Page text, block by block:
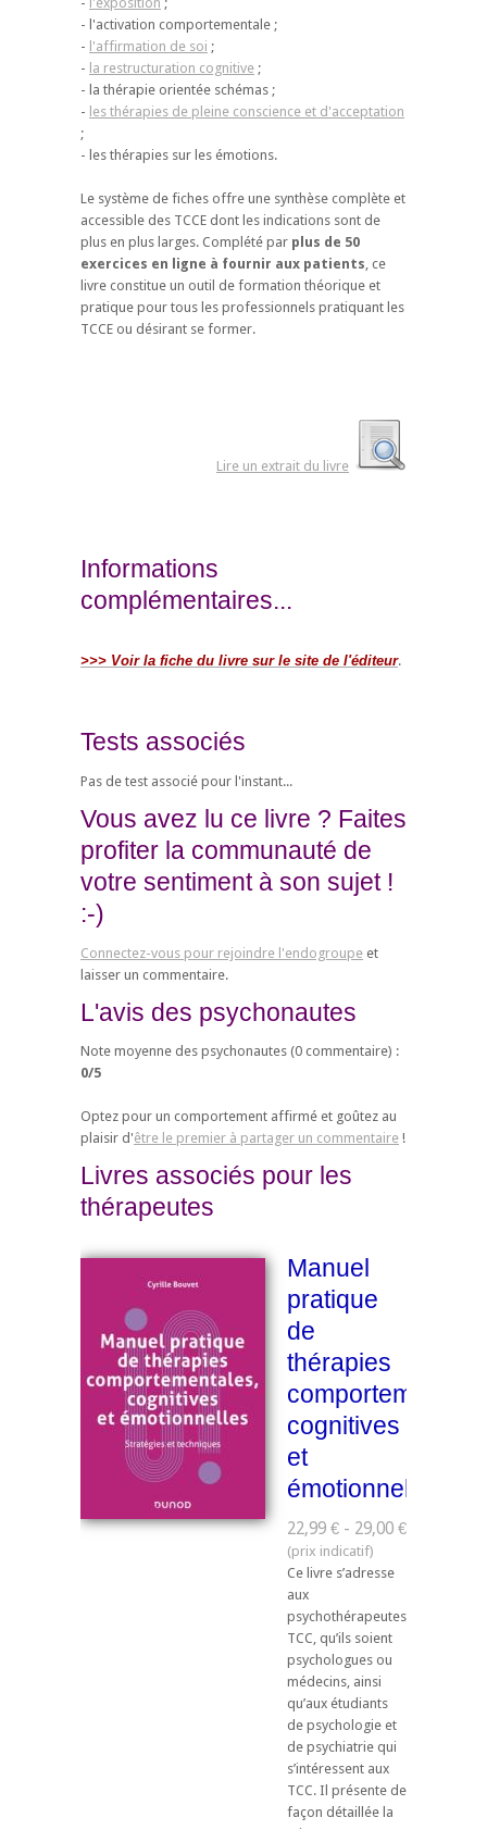
- l'activation comportementale ;
- l'affirmation de soi ;
- la restructuration cognitive ;
- la thérapie orientée schémas ;
- les thérapies de pleine conscience et d'acceptation
;
- les thérapies sur les émotions.
Le système de fiches offre une synthèse complète et
accessible des TCCE dont les indications sont de
plus en plus larges. Complété par plus de 50
exercices en ligne à fournir aux patients , ce
livre constitue un outil de formation théorique et
pratique pour tous les professionnels pratiquant les
TCCE ou désirant se former.
Lire un extrait du livre
Informations
complémentaires...
>>> Voir la fiche du livre sur le site de l'éditeur.
Tests associés
Pas de test associé pour l'instant...
Vous avez lu ce livre ? Faites
profiter la communauté de
votre sentiment à son sujet !
:-)
Connectez-vous pour rejoindre l'endogroupe et
laisser un commentaire.
L'avis des psychonautes
Note moyenne des psychonautes (0 commentaire) :
0/5
Optez pour un comportement affirmé et goûtez au
plaisir d'être le premier à partager un commentaire !
Livres associés pour les
thérapeutes
Manuel
pratique
de
thérapies
cognitives
et
émotionnelles
22,99 € - 29,00 €
Ce livre s’adresse
aux
psychothérapeutes
TCC, qu’ils soient
psychologues ou
médecins, ainsi
qu’aux étudiants
de psychologie et
de psychiatrie qui
s’intéressent aux
TCC. Il présente de
façon détaillée la